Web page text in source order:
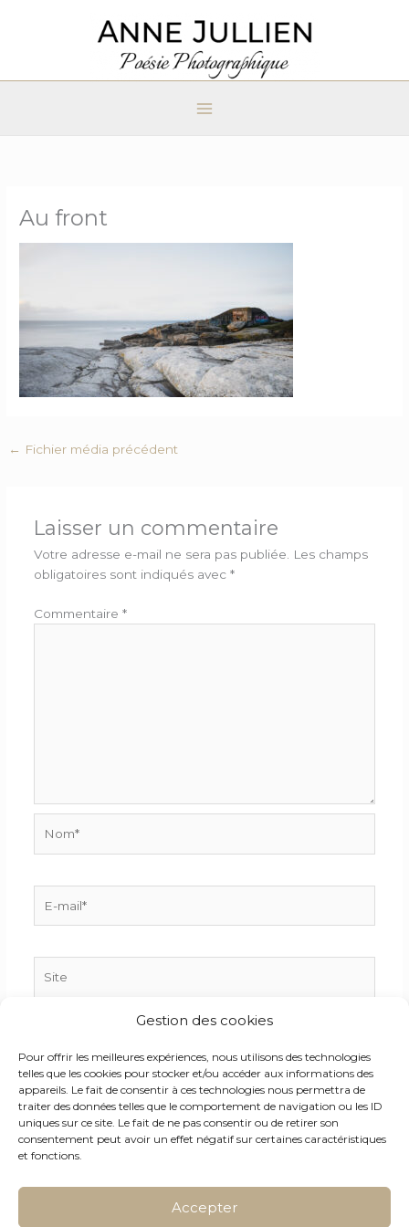
Gestion des cookies
Pour offrir les meilleures expériences, nous utilisons des technologies
telles que les cookies pour stocker et/ou accéder aux informations des
appareils. Le fait de consentir à ces technologies nous permettra de
traiter des données telles que le comportement de navigation ou les ID
uniques sur ce site. Le fait de ne pas consentir ou de retirer son
consentement peut avoir un effet négatif sur certaines caractéristiques
et fonctions.
Accepter
Au front
← Fichier média précédent
Laisser un commentaire
Votre adresse e-mail ne sera pas publiée.
Les champs
obligatoires sont indiqués avec *
Commentaire *
mail*
le navigateur pour mon prochain commentaire.